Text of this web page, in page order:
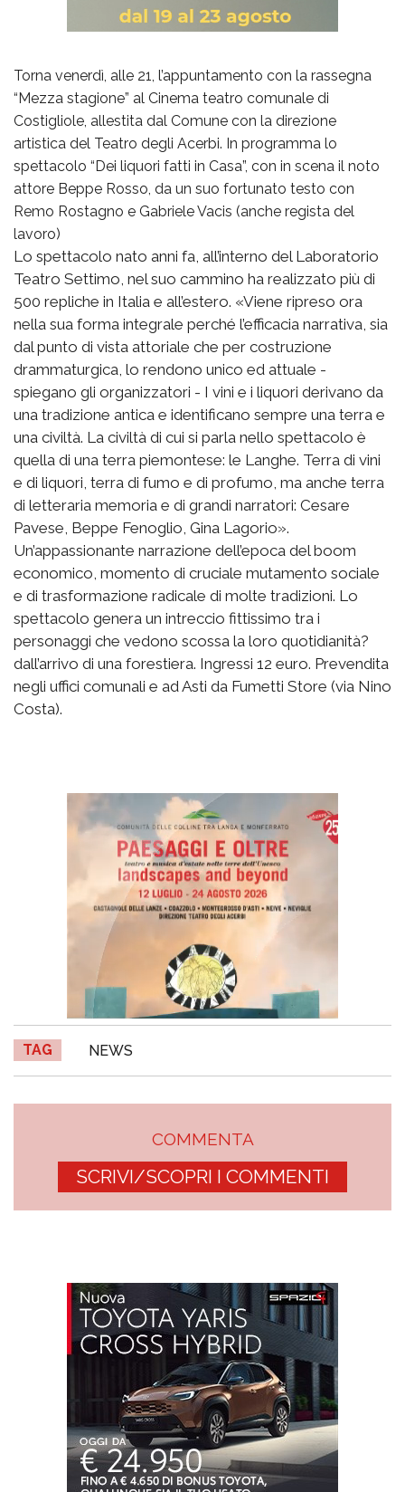
Torna venerdì, alle 21, l’appuntamento con la rassegna
“Mezza stagione” al Cinema teatro comunale di
Costigliole, allestita dal Comune con la direzione
artistica del Teatro degli Acerbi. In programma lo
spettacolo “Dei liquori fatti in Casa”, con in scena il noto
attore Beppe Rosso, da un suo fortunato testo con
Remo Rostagno e Gabriele Vacis (anche regista del
lavoro)
Lo spettacolo nato anni fa, all’interno del Laboratorio
Teatro Settimo, nel suo cammino ha realizzato più di
500 repliche in Italia e all’estero. «Viene ripreso ora
nella sua forma integrale perché l’efficacia narrativa, sia
dal punto di vista attoriale che per costruzione
drammaturgica, lo rendono unico ed attuale -
spiegano gli organizzatori - I vini e i liquori derivano da
una tradizione antica e identificano sempre una terra e
una civiltà. La civiltà di cui si parla nello spettacolo è
quella di una terra piemontese: le Langhe. Terra di vini
e di liquori, terra di fumo e di profumo, ma anche terra
di letteraria memoria e di grandi narratori: Cesare
Pavese, Beppe Fenoglio, Gina Lagorio».
Un’appassionante narrazione dell’epoca del boom
economico, momento di cruciale mutamento sociale
e di trasformazione radicale di molte tradizioni. Lo
spettacolo genera un intreccio fittissimo tra i
personaggi che vedono scossa la loro quotidianità?
dall’arrivo di una forestiera. Ingressi 12 euro. Prevendita
negli uffici comunali e ad Asti da Fumetti Store (via Nino
Costa).
TAG NEWS
COMMENTA
SCRIVI/SCOPRI I COMMENTI